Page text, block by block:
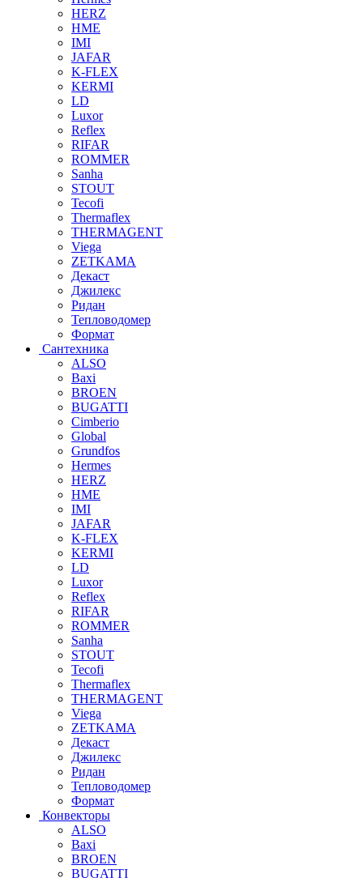
HERZ
HME
IMI
JAFAR
K-FLEX
KERMI
LD
Luxor
Reflex
RIFAR
ROMMER
Sanha
STOUT
Tecofi
Thermaflex
THERMAGENT
Viega
ZETKAMA
Декаст
Джилекс
Ридан
Тепловодомер
Формат
Сантехника
ALSO
Baxi
BROEN
BUGATTI
Cimberio
Global
Grundfos
Hermes
HERZ
HME
IMI
JAFAR
K-FLEX
KERMI
LD
Luxor
Reflex
RIFAR
ROMMER
Sanha
STOUT
Tecofi
Thermaflex
THERMAGENT
Viega
ZETKAMA
Декаст
Джилекс
Ридан
Тепловодомер
Формат
Конвекторы
ALSO
Baxi
BROEN
BUGATTI